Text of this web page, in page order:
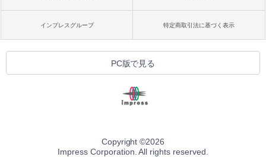
インプレスグループ 特定商取引法に基づく表示
PC版で見る
Copyright ©2026
Impress Corporation. All rights reserved.